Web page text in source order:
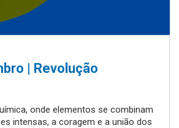
| Revolução
onde elementos se combinam
intensas, a coragem e a união dos